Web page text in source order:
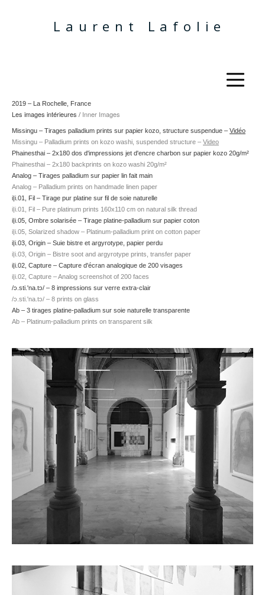
Laurent Lafolie
2019 – La Rochelle, France
Les images intérieures / Inner Images
Missingu – Tirages palladium prints sur papier kozo, structure suspendue – Vidéo
Missingu – Palladium prints on kozo washi, suspended structure – Video
Phainesthai – 2x180 dos d'impressions jet d'encre charbon sur papier kozo 20g/m²
Phainesthai – 2x180 backprints on kozo washi 20g/m²
Analog – Tirages palladium sur papier lin fait main
Analog – Palladium prints on handmade linen paper
i|i.01, Fil – Tirage pur platine sur fil de soie naturelle
i|i.01, Fil – Pure platinum prints 160x110 cm on natural silk thread
i|i.05, Ombre solarisée – Tirage platine-palladium sur papier coton
i|i.05, Solarized shadow – Platinum-palladium print on cotton paper
i|i.03, Origin – Suie bistre et argyrotype, papier perdu
i|i.03, Origin – Bistre soot and argyrotype prints, transfer paper
i|i.02, Capture – Capture d'écran analogique de 200 visages
i|i.02, Capture – Analog screenshot of 200 faces
/ɔ.sti.'na.tɔ/ – 8 impressions sur verre extra-clair
/ɔ.sti.'na.tɔ/ – 8 prints on glass
Ab – 3 tirages platine-palladium sur soie naturelle transparente
Ab – Platinum-palladium prints on transparent silk